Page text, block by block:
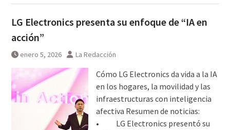
LG Electronics presenta su enfoque de “IA en
acción”
enero 5, 2026 La Redacción
Cómo LG Electronics da vida a la IA
en los hogares, la movilidad y las
infraestructuras con inteligencia
afectiva Resumen de noticias:
• LG Electronics presentó su